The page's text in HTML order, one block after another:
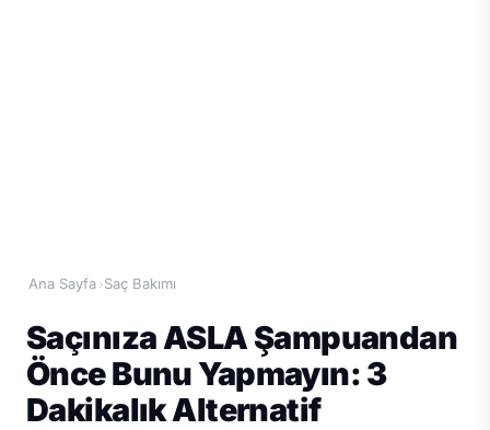
Ana Sayfa ›Saç Bakımı
Saçınıza ASLA Şampuandan
Önce Bunu Yapmayın: 3
Dakikalık Alternatif